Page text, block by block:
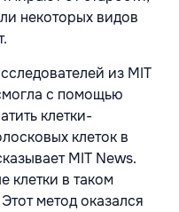
некоторых видов
из MIT
с помощью
клетки-
клеток в
MIT News.
клетки в таком
метод оказался